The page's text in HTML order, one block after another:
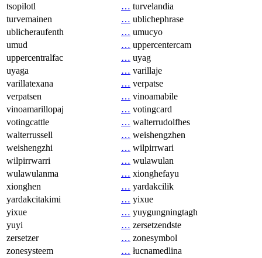
tsopilotl
… turvelandia
turvemainen
… ublichephrase
ublicheraufenth
… umucyo
umud
… uppercentercam
uppercentralfac
… uyag
uyaga
… varillaje
varillatexana
… verpatse
verpatsen
… vinoamabile
vinoamarillopaj
… votingcard
votingcattle
… walterrudolfhes
walterrussell
… weishengzhen
weishengzhi
… wilpirrwari
wilpirrwarri
… wulawulan
wulawulanma
… xionghefayu
xionghen
… yardakcilik
yardakcitakimi
… yixue
yixue
… yuygungningtagh
yuyi
… zersetzendste
zersetzer
… zonesymbol
zonesysteem
… łucnamedlina